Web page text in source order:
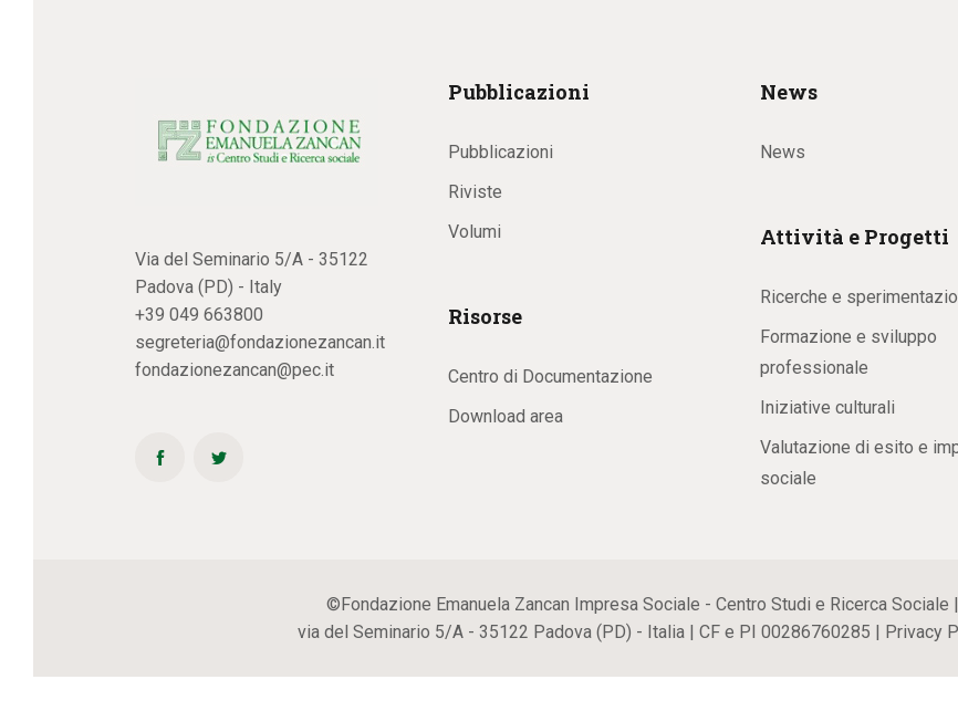
Via del Seminario 5/A - 35122
Padova (PD) - Italy
+39 049 663800
segreteria@fondazionezancan.it
fondazionezancan@pec.it
Pubblicazioni
Pubblicazioni
Riviste
Volumi
Risorse
Centro di Documentazione
Download area
News
News
Attività e Progetti
Ricerche e
Formazione e sviluppo
professionale
Iniziative culturali
Valutazione di esito e
sociale
©Fondazione Emanuela Zancan Impresa Sociale - Centro Studi e Ricerca
via del Seminario 5/A - 35122 Padova (PD) - Italia | CF e PI 00286760285 | Privacy